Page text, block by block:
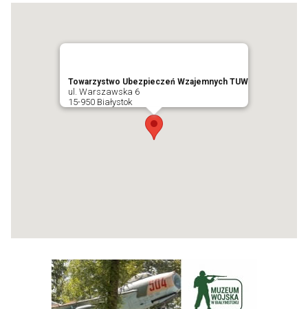
Towarzystwo Ubezpieczeń Wzajemnych TUW
ul. Warszawska 6
15-950 Białystok